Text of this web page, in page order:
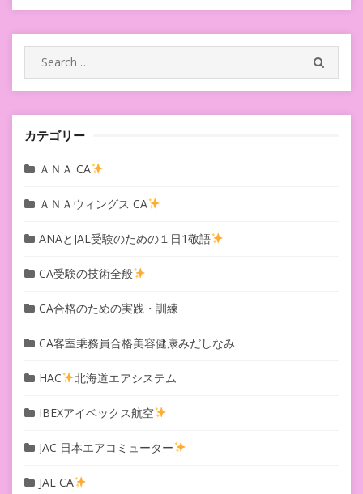
ー
シ
ョ
ン
Search
for:
カテゴリー
ＡＮＡ CA
ＡＮＡウィングス CA
ANAとJAL受験のための１日1敬語
CA受験の技術全般
CA合格のための実践・訓練
CA客室乗務員合格美容健康みだしなみ
HAC 北海道エアシステム
IBEXアイベックス航空
JAC 日本エアコミューター
JAL CA